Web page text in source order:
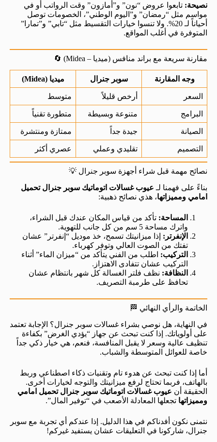
نصيحة: تابعوا عروض “نون” و”أمازون” وقت الرواتب أو في
مواسم مثل “رمضان” و”اليوم الوطني”، الخصومات توصل
أحياناً لـ 20%. ولا تنسوا خيارات التقسيط مثل “تابي” و”تمارا”
المتوفرة في أغلب المواقع.
مقارنة سريعة مع براند منافس (ميديا – Midea) 🔄
وجه المقارنة سوبر جنرال ميديا (Midea)
السعر أرخص قليلاً متوسط
البرامج متنوعة وبسيطة متطورة تقنياً
الصيانة جيدة جداً ممتازة ومنتشرة
التصميم تقليدي وعملي عصري أكثر
نصائح مهمة قبل شراء أجهزة سوبر جنرال 💡
بناءً على فهمنا لـ عيوب غسالات اتوماتيك سوبر جنرال تحميل
امامي ومميزاتها، هذي نصائح ذهبية:
المساحة: تأكد من قياس المكان عندك قبل الشراء،
واترك مساحة 5 سم من كل جانب للتهوية.
الإنفرتر: إذا ميزانيتك تسمح، خذ موديل “إنفرتر” عشان
تفتك من الصوت العالي وتوفر كهرباء.
التركيب: اطلب من الفني يتأكد من “ميزان الماء” أثناء
التركيب عشان تتفادى الاهتزاز.
النظافة: نظف فلتر الغسالة كل شهر بانتظام عشان
تحافظ على طرمبة التصريف.
الخاتمة والرأي النهائي 🏁
في النهاية، هل نوصي بشراء غسالات سوبر جنرال؟ الإجابة تعتمد
على أولوياتك. إذا كنت تبحث عن جهاز “يؤدي الغرض” بكفاءة
تنظيف عالية وسعر لا يقبل المنافسة، فنعم، هي خيار ذكي جداً
خاصة للعوائل المتوسطة والشباب.
أما إذا كنت تبحث عن هدوء تام وتقنيات ذكاء اصطناعي وربط
بالهاتف، فربما تحتاج لرفع ميزانيتك والتوجه لخيارات أخرى.
الحقيقة أن عيوب غسالات اتوماتيك سوبر جنرال تحميل امامي
ومميزاتها تجعلها المعادلة الأصعب في “توفير المال”.
نتمنى نكون أفدناكم في هذا الدليل. إذا عندكم أي تجربة مع سوبر
جنرال، شاركونا في التعليقات عشان يستفيد غيركم!